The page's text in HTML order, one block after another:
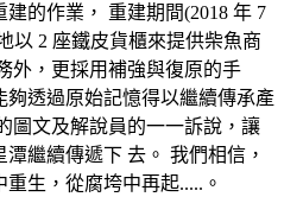
的作業， 重建期間(2018 年 7
以 2 座鐵皮貨櫃來提供柴魚商
外，更採用補強與復原的手
透過原始記憶得以繼續傳承產
圖文及解說員的一一訴說，讓
繼續傳遞下 去。 我們相信，
生，從腐垮中再起.....。